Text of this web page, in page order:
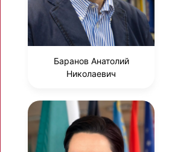
Баранов Анатолий
Николаевич